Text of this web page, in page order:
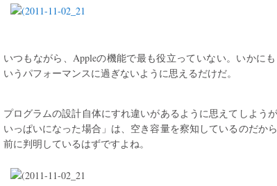
いつもながら、Appleの機能で最も役立っていない。いかに
いうパフォーマンスに過ぎないように思えるだけだ。
プログラムの設計自体にすれ違いがあるように思えてしよう
いっぱいになった場合」は、空き容量を察知しているのだか
前に判明しているはずですよね。